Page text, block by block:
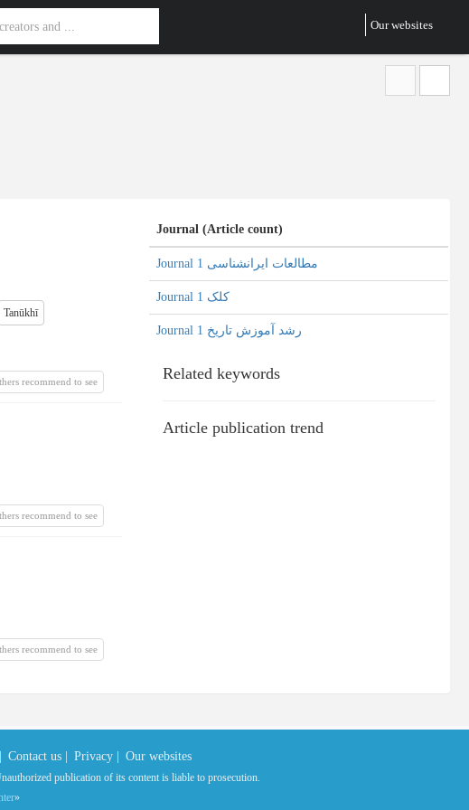
Our websites
Tanūkhī
recommend to see
recommend to see
recommend to see
Journal (Article count)
Journal مطالعات ایرانشناسی 1
Journal کلک 1
Journal رشد آموزش تاریخ 1
Related keywords
Article publication trend
Contact us | Privacy | Our websites
publication of its content is liable to prosecution.
»